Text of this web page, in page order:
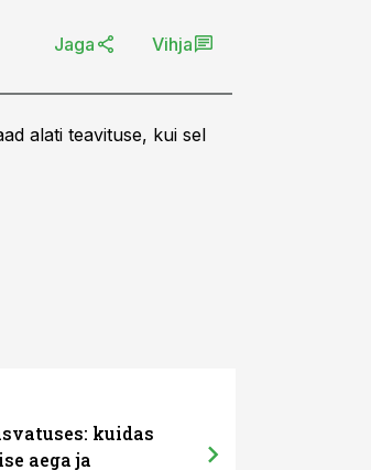
Jaga Vihja
alati teavituse, kui sel
kuidas
aega ja